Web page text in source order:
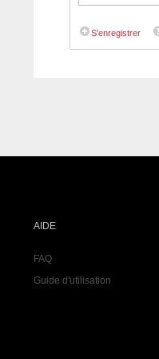
S'enregistrer
AIDE
FAQ
Guide d'utilisation